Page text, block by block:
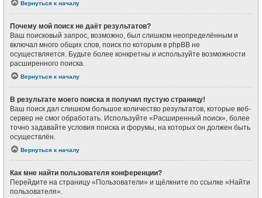
Вернуться к началу
Почему мой поиск не даёт результатов?
Ваш поисковый запрос, возможно, был слишком неопределённым и
включал много общих слов, поиск по которым в phpBB не
осуществляется. Будьте более конкретны и используйте возможности
расширенного поиска.
Вернуться к началу
В результате моего поиска я получил пустую страницу!
Ваш поиск дал слишком большое количество результатов, которые веб-
сервер не смог обработать. Используйте «Расширенный поиск», более
точно задавайте условия поиска и форумы, на которых он должен быть
осуществлён.
Вернуться к началу
Как мне найти пользователя конференции?
Перейдите на страницу «Пользователи» и щёлкните по ссылке «Найти
пользователя».